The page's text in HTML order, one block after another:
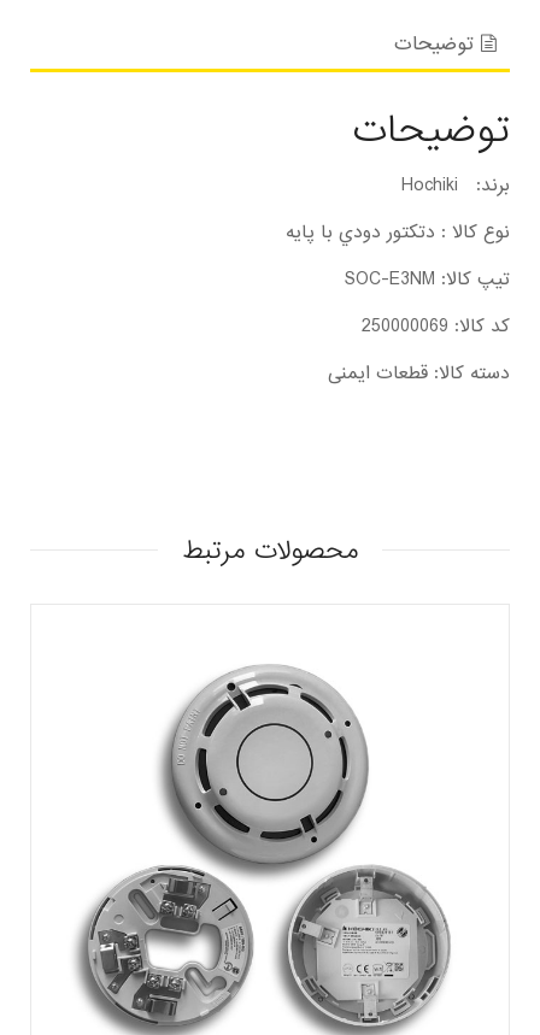
توضیحات
توضیحات
برند: Hochiki
نوع کالا : دتكتور دودي با پايه
تیپ کالا: SOC-E3NM
کد کالا: 250000069
دسته کالا: قطعات ایمنی
محصولات مرتبط